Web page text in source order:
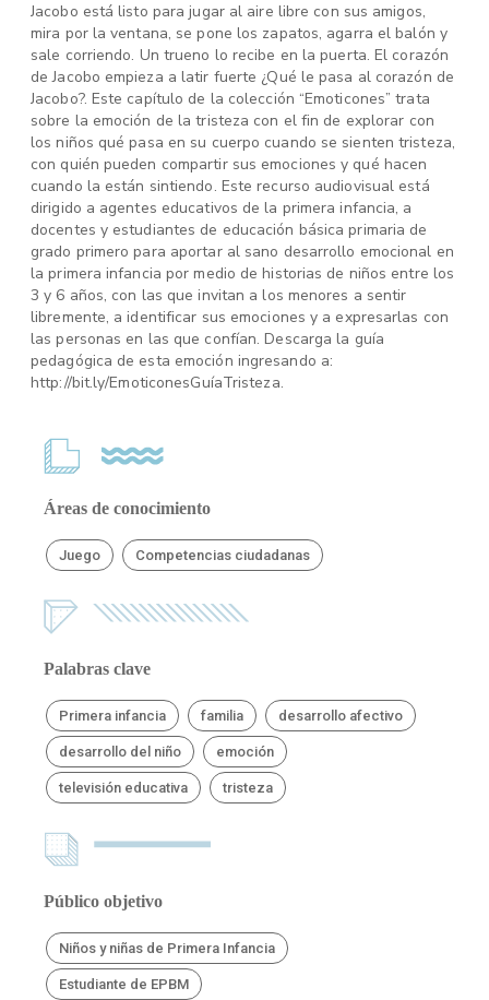
Jacobo está listo para jugar al aire libre con sus amigos,
mira por la ventana, se pone los zapatos, agarra el balón y
sale corriendo. Un trueno lo recibe en la puerta. El corazón
de Jacobo empieza a latir fuerte ¿Qué le pasa al corazón de
Jacobo?. Este capítulo de la colección “Emoticones” trata
sobre la emoción de la tristeza con el fin de explorar con
los niños qué pasa en su cuerpo cuando se sienten tristeza,
con quién pueden compartir sus emociones y qué hacen
cuando la están sintiendo. Este recurso audiovisual está
dirigido a agentes educativos de la primera infancia, a
docentes y estudiantes de educación básica primaria de
grado primero para aportar al sano desarrollo emocional en
la primera infancia por medio de historias de niños entre los
3 y 6 años, con las que invitan a los menores a sentir
libremente, a identificar sus emociones y a expresarlas con
las personas en las que confían. Descarga la guía
pedagógica de esta emoción ingresando a:
http://bit.ly/EmoticonesGuíaTristeza.
Áreas de conocimiento
Juego Competencias ciudadanas
Palabras clave
Primera infancia familia desarrollo afectivo
desarrollo del niño emoción
televisión educativa tristeza
Público objetivo
Niños y niñas de Primera Infancia
Estudiante de EPBM